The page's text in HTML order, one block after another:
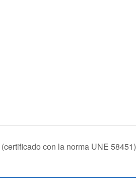
con la norma UNE 58451)